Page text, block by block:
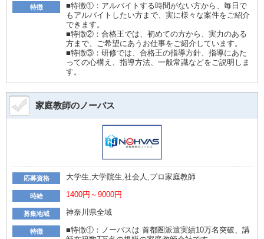
特徴
■特徴①：アルバイトする時間がない方から、毎日で
もアルバイトしたい方まで、実に様々な案件をご紹介
できます。
■特徴②：合格王では、初めての方から、実力のある
方まで、ご希望にあうお仕事をご紹介しています。
■特徴③：研修では、合格王の指導方針、指導にあた
っての心構え、指導方法、一般常識などをご説明しま
す。
家庭教師のノーバス
応募資格 大学生,大学院生,社会人,プロ家庭教師
時給 1400円～9000円
募集地域 神奈川県全域
特徴
■特徴①：ノーバスは 首都圏派遣実績10万名突破、講